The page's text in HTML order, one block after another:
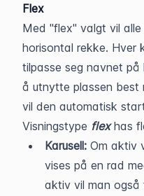
Flex
Med "flex" valgt vil
horisontal rekke. Hver
tilpasse seg navnet
å utnytte plassen best
vil den automatisk
Visningstype flex has
Karusell: Om aktiv
vises på en rad
aktiv vil man også